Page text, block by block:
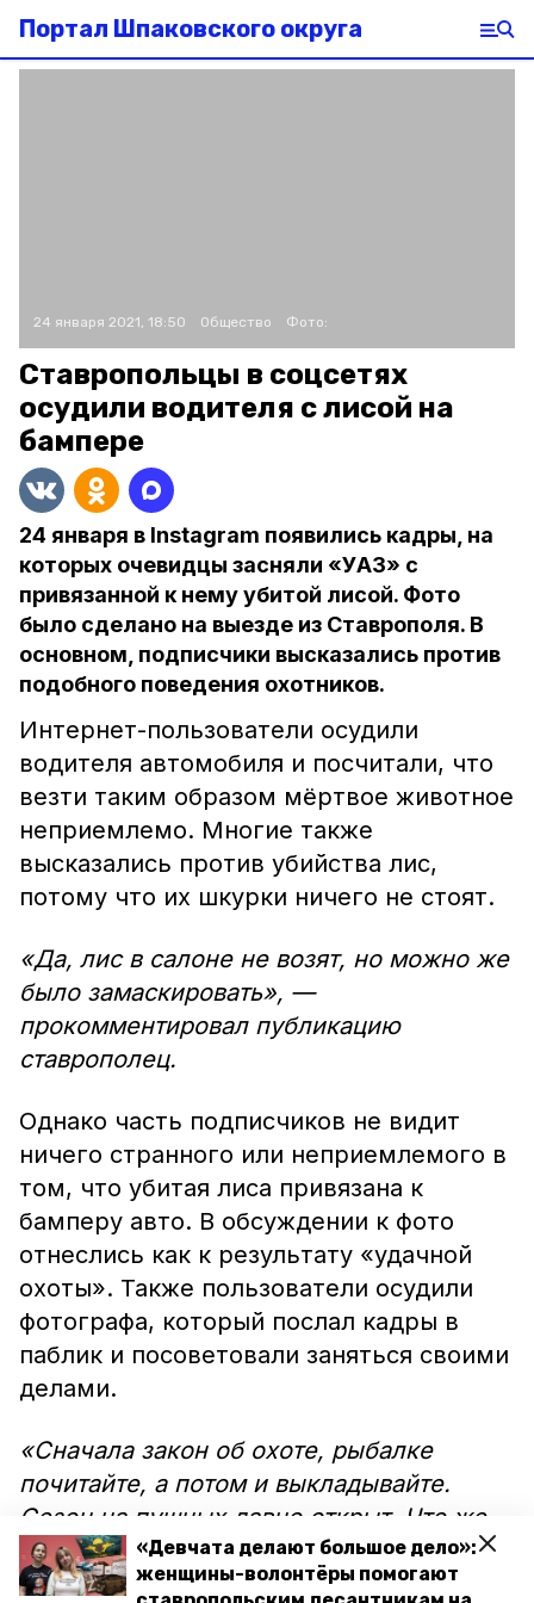
«Девчата делают большое дело»:
женщины-волонтёры помогают
Портал Шпаковского округа
24 января 2021, 18:50 Общество Фото:
Ставропольцы в соцсетях
осудили водителя с лисой на
бампере
24 января в Instagram появились кадры, на
которых очевидцы засняли «УАЗ» с
привязанной к нему убитой лисой. Фото
было сделано на выезде из Ставрополя. В
основном, подписчики высказались против
подобного поведения охотников.
Интернет-пользователи осудили
водителя автомобиля и посчитали, что
везти таким образом мёртвое животное
неприемлемо. Многие также
высказались против убийства лис,
потому что их шкурки ничего не стоят.
«Да, лис в салоне не возят, но можно же
было замаскировать», —
прокомментировал публикацию
ставрополец.
Однако часть подписчиков не видит
ничего странного или неприемлемого в
том, что убитая лиса привязана к
бамперу авто. В обсуждении к фото
отнеслись как к результату «удачной
охоты». Также пользователи осудили
фотографа, который послал кадры в
паблик и посоветовали заняться своими
делами.
«Сначала закон об охоте, рыбалке
почитайте, а потом и выкладывайте.
Сезон на пушных давно открыт. Что же
вы на пруду не сидите, когда рыбу
крючками ловят. Кур рубите, шашлык